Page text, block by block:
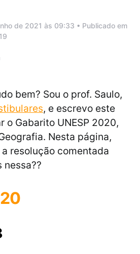
de 2021 às 09:33 • Publicado em
bem? Sou o prof. Saulo,
, e escrevo este
o Gabarito UNESP 2020,
Nesta página,
resolução comentada
nessa??